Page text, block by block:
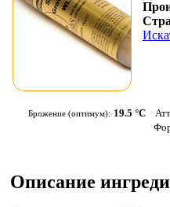
Брожение (оптимум): 19.5 °С
Описание